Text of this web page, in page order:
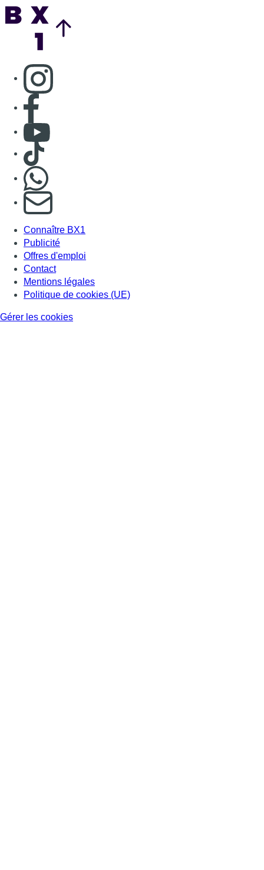
Consulter page Instagram
Consulter page Facebook
Consulter Youtube
Consulter TikTok
S'abonner à notre newsletter
Connaître BX1
Publicité
Offres d'emploi
Contact
Mentions légales
Politique de cookies (UE)
Gérer les cookies